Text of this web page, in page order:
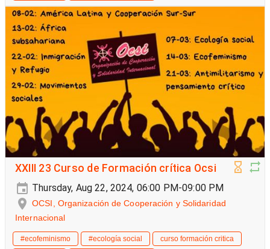
XXIII 23 Curso de Formación crítica Ocsi
Thursday, Aug 22, 2024, 06:00 PM-09:00 PM
OCSI, Organización de Cooperación y Solidaridad
Internacional
#ecofeminismo #ecología social
curso formación critica